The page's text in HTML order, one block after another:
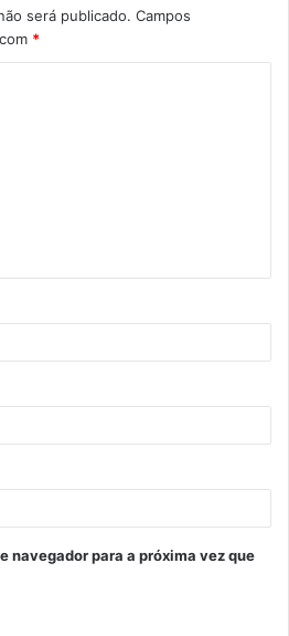
será publicado. Campos
*
navegador para a próxima vez que